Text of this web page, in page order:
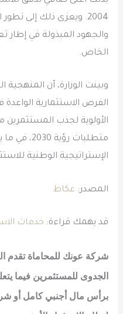
2004. ويعزى ذلك إلى
والجهود المبذولة في إطار
الخاص.
وبينت الوزارة، أن
الفرص الاستثمارية
الأولوية لجذب المستثمرين
متطلبات
الإستراتيجية الوطنية
المصدر: عكاظ
قد يهمك قراءة:خدمات
شركة عونك للمحاماة تقدم
الجدوى للمستثمرين فيما
برأس مال أجنبي كامل أو